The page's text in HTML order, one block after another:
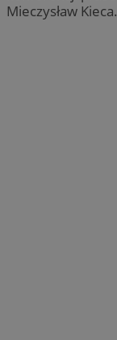
Mieczysław Kieca.